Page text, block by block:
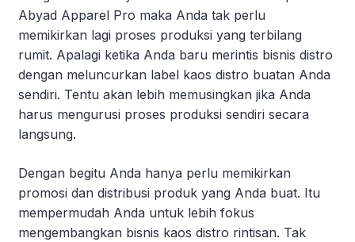
Abyad Apparel Pro maka Anda tak perlu
memikirkan lagi proses produksi yang terbilang
rumit. Apalagi ketika Anda baru merintis bisnis distro
dengan meluncurkan label kaos distro buatan Anda
sendiri. Tentu akan lebih memusingkan jika Anda
harus mengurusi proses produksi sendiri secara
langsung.
Dengan begitu Anda hanya perlu memikirkan
promosi dan distribusi produk yang Anda buat. Itu
mempermudah Anda untuk lebih fokus
mengembangkan bisnis kaos distro rintisan. Tak